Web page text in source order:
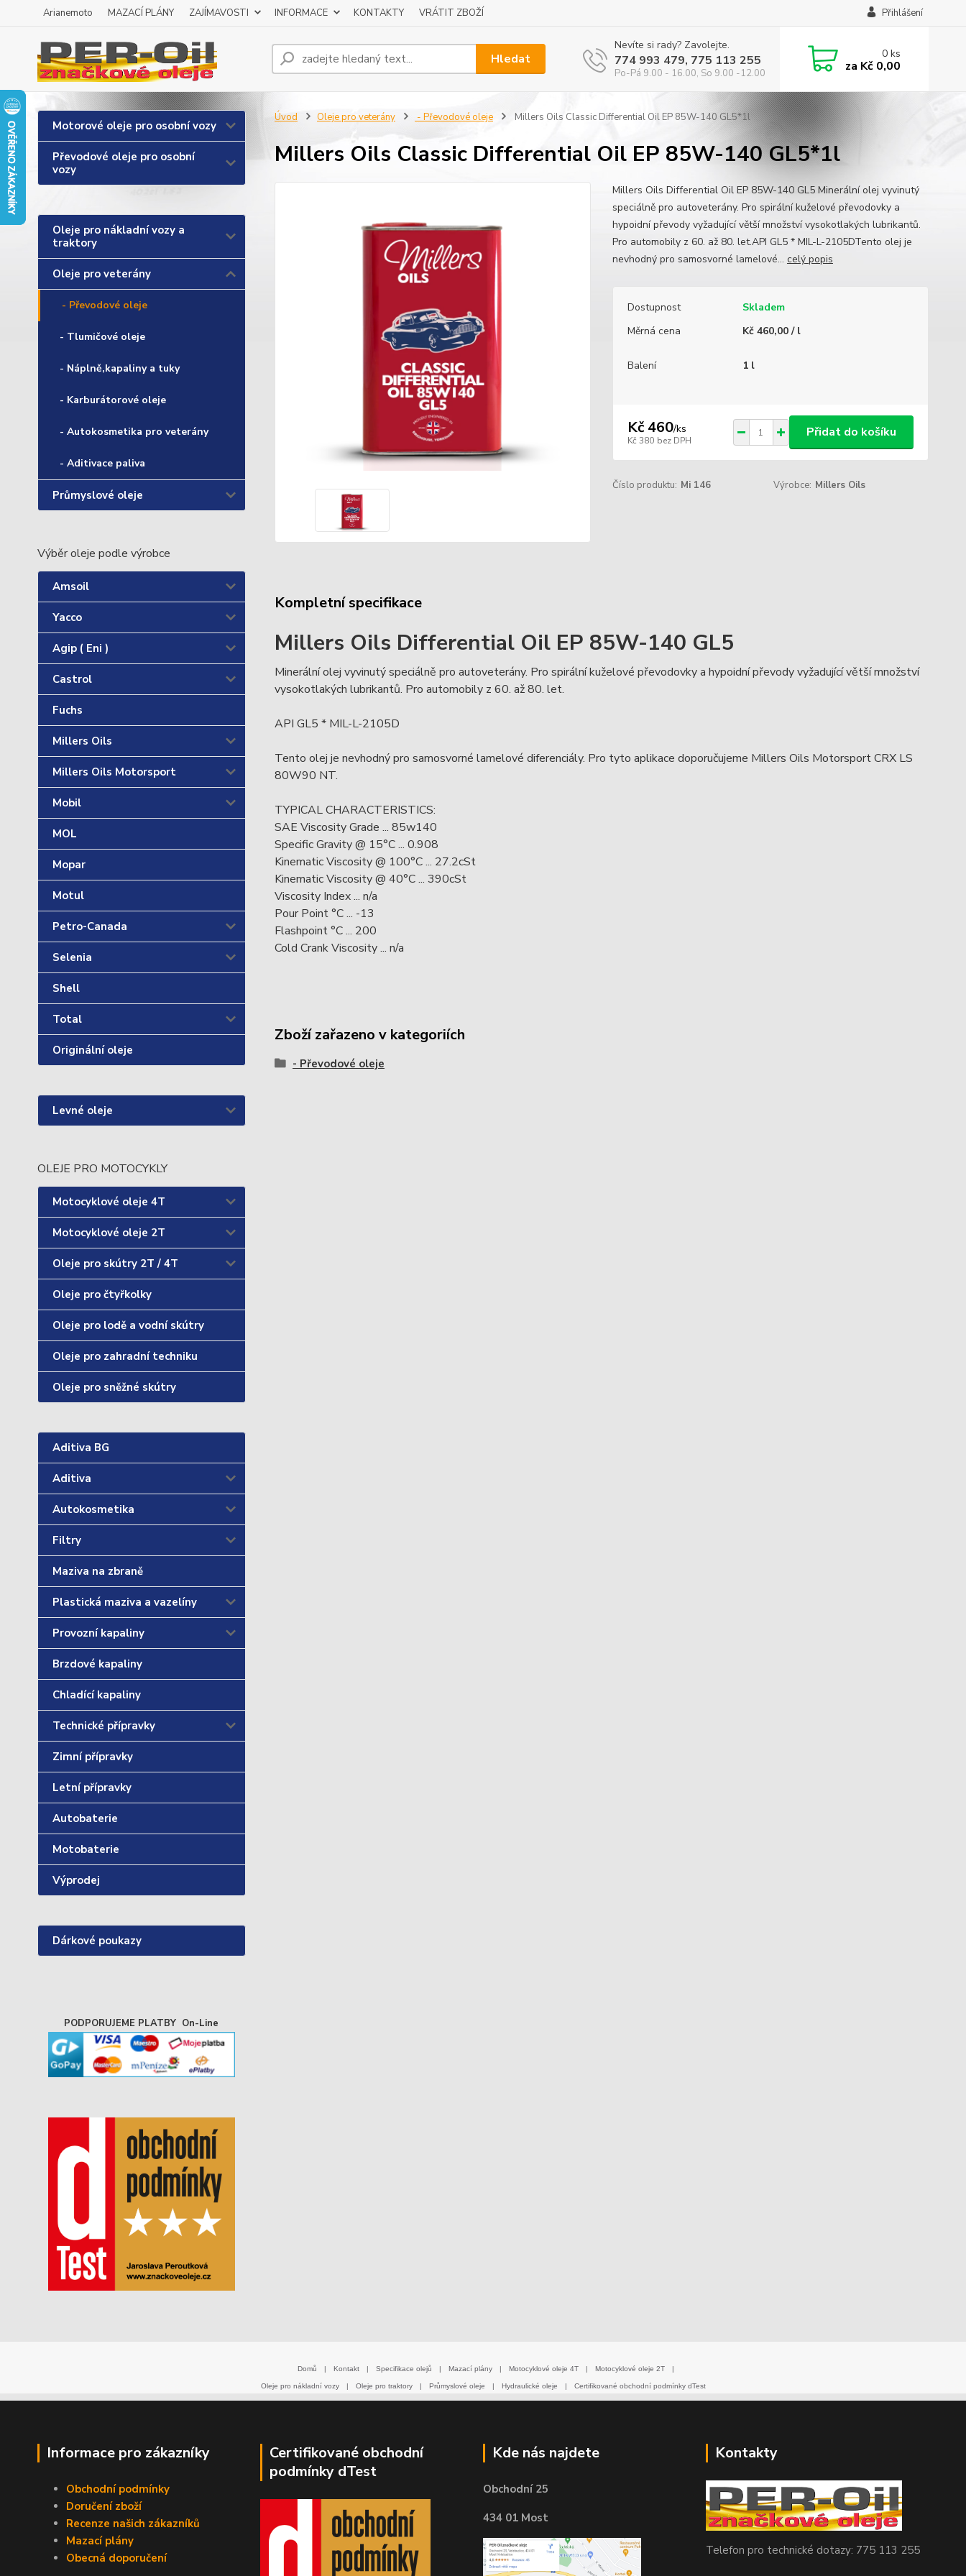
Arianemoto MAZACÍ PLÁNY ZAJÍMAVOSTI INFORMACE KONTAKTY VRÁTIT ZBOŽÍ Přihlášení
Hledat
Nevíte si rady? Zavolejte.
774 993 479, 775 113 255
Po-Pá 9.00 - 16.00, So 9.00 -12.00
0ks
za Kč 0,00
Motorové oleje pro osobní vozy
Převodové oleje pro osobní
vozy
Oleje pro nákladní vozy a
traktory
Oleje pro veterány
- Převodové oleje
- Tlumičové oleje
- Náplně,kapaliny a tuky
- Karburátorové oleje
- Autokosmetika pro veterány
- Aditivace paliva
Průmyslové oleje
Výběr oleje podle výrobce
Amsoil
Yacco
Agip ( Eni )
Castrol
Fuchs
Millers Oils
Millers Oils Motorsport
Mobil
MOL
Mopar
Motul
Petro-Canada
Selenia
Shell
Total
Originální oleje
Levné oleje
OLEJE PRO MOTOCYKLY
Motocyklové oleje 4T
Motocyklové oleje 2T
Oleje pro skútry 2T / 4T
Oleje pro čtyřkolky
Oleje pro lodě a vodní skútry
Oleje pro zahradní techniku
Oleje pro sněžné skútry
Aditiva BG
Aditiva
Autokosmetika
Filtry
Maziva na zbraně
Plastická maziva a vazelíny
Provozní kapaliny
Brzdové kapaliny
Chladící kapaliny
Technické přípravky
Zimní přípravky
Letní přípravky
Autobaterie
Motobaterie
Výprodej
Dárkové poukazy
PODPORUJEME PLATBY On-Line
Úvod Oleje pro veterány - Převodové oleje Millers Oils Classic Differential Oil EP 85W-140 GL5*1l
Millers Oils Classic Differential Oil EP 85W-140 GL5*1l
Millers Oils Differential Oil EP 85W-140 GL5 Minerální olej vyvinutý
speciálně pro autoveterány. Pro spirální kuželové převodovky a
hypoidní převody vyžadující větší množství vysokotlakých lubrikantů.
Pro automobily z 60. až 80. let.API GL5 * MIL-L-2105DTento olej je
nevhodný pro samosvorné lamelové... celý popis
Dostupnost
Skladem
Měrná cena
Kč 460,00 / l
Balení 1 l
Kč 460/ks
Kč 380 bez DPH
Přidat do košíku
Číslo produktu: Mi 146 Výrobce: Millers Oils
Kompletní specifikace
Millers Oils Differential Oil EP 85W-140 GL5
Minerální olej vyvinutý speciálně pro autoveterány. Pro spirální kuželové převodovky a hypoidní převody vyžadující větší množství
vysokotlakých lubrikantů. Pro automobily z 60. až 80. let.
API GL5 * MIL-L-2105D
Tento olej je nevhodný pro samosvorné lamelové diferenciály. Pro tyto aplikace doporučujeme Millers Oils Motorsport CRX LS
80W90 NT.
TYPICAL CHARACTERISTICS:
SAE Viscosity Grade ... 85w140
Specific Gravity @ 15°C ... 0.908
Kinematic Viscosity @ 100°C ... 27.2cSt
Kinematic Viscosity @ 40°C ... 390cSt
Viscosity Index ... n/a
Pour Point °C ... -13
Flashpoint °C ... 200
Cold Crank Viscosity ... n/a
Zboží zařazeno v kategoriích
- Převodové oleje
Domů | Kontakt | Specifikace olejů | Mazací plány | Motocyklové oleje 4T | Motocyklové oleje 2T |
Oleje pro nákladní vozy | Oleje pro traktory | Průmyslové oleje | Hydraulické oleje | Certifikované obchodní podmínky dTest
Informace pro zákazníky
Obchodní podmínky
Doručení zboží
Recenze našich zákazníků
Mazací plány
Obecná doporučení
Certifikované obchodní
podmínky dTest
Kde nás najdete
Obchodní 25
434 01 Most
Kontakty
Telefon pro technické dotazy: 775 113 255